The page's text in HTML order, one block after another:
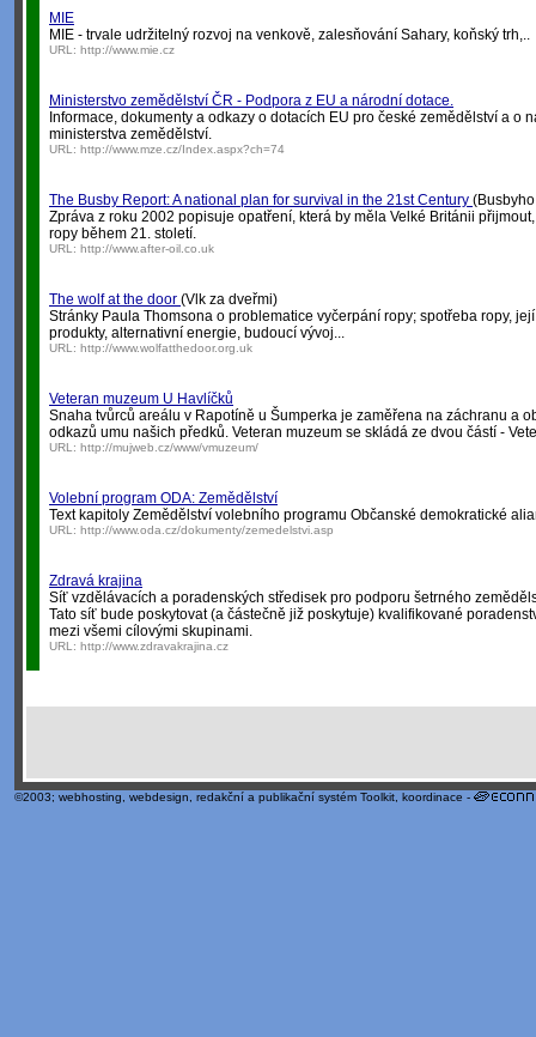
MIE
MIE - trvale udržitelný rozvoj na venkově, zalesňování Sahary, koňský trh,..
URL: http://www.mie.cz
Ministerstvo zemědělství ČR - Podpora z EU a národní dotace.
Informace, dokumenty a odkazy o dotacích EU pro české zemědělství a o
ministerstva zemědělství.
URL: http://www.mze.cz/Index.aspx?ch=74
The Busby Report: A national plan for survival in the 21st Century
Zpráva z roku 2002 popisuje opatření, která by měla Velké Británii
ropy během 21. století.
URL: http://www.after-oil.co.uk
The wolf at the door (Vlk za dveřmi)
Stránky Paula Thomsona o problematice vyčerpání ropy; spotřeba ropy,
produkty, alternativní energie, budoucí vývoj...
URL: http://www.wolfatthedoor.org.uk
Veteran muzeum U Havlíčků
Snaha tvůrců areálu v Rapotíně u Šumperka je zaměřena na záchranu a
odkazů umu našich předků. Veteran muzeum se skládá ze dvou částí -
URL: http://mujweb.cz/www/vmuzeum/
Volební program ODA: Zemědělství
Text kapitoly Zemědělství volebního programu Občanské demokratické
URL: http://www.oda.cz/dokumenty/zemedelstvi.asp
Zdravá krajina
Síť vzdělávacích a poradenských středisek pro podporu šetrného
Tato síť bude poskytovat (a částečně již poskytuje) kvalifikované
mezi všemi cílovými skupinami.
URL: http://www.zdravakrajina.cz
©2003; webhosting webdesign redakční a publikační systém Toolkit , koordinace -